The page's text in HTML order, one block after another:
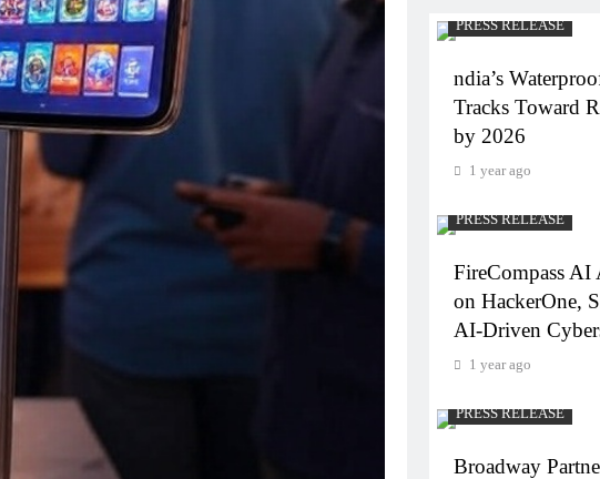
PRESS RELEASE
ndia’s
Tracks Toward
by 2026
1 year ago
PRESS RELEASE
FireCompass AI
on HackerOne,
AI-Driven
1 year ago
PRESS RELEASE
Broadway